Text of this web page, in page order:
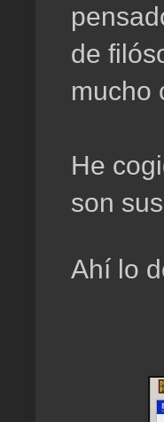
de
mucho
He
son
Ahí lo